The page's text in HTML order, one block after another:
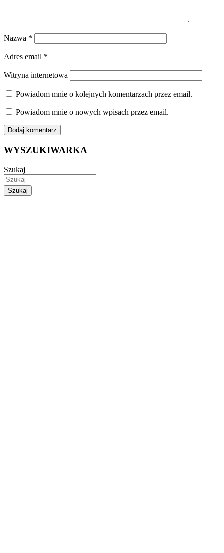
Nazwa *
Adres email *
Witryna internetowa
Powiadom mnie o kolejnych komentarzach przez email.
Powiadom mnie o nowych wpisach przez email.
WYSZUKIWARKA
Szukaj
Szukaj